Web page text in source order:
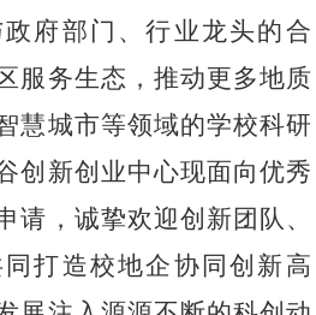
府部门、行业龙头的合
服务生态，推动更多地质
慧城市等领域的学校科研
创新创业中心现面向优秀
请，诚挚欢迎创新团队、
打造校地企协同创新高